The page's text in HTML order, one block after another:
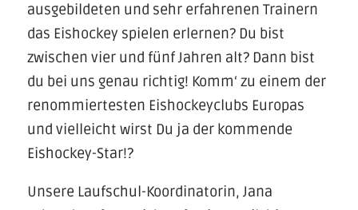
ausgebildeten und sehr erfahrenen Trainern
das Eishockey spielen erlernen? Du bist
zwischen vier und fünf Jahren alt? Dann bist
du bei uns genau richtig! Komm‘ zu einem der
renommiertesten Eishockey­clubs Europas
und vielleicht wirst Du ja der kommende
Eishockey-Star!?
Unsere Laufschul-Koordinatorin, Jana